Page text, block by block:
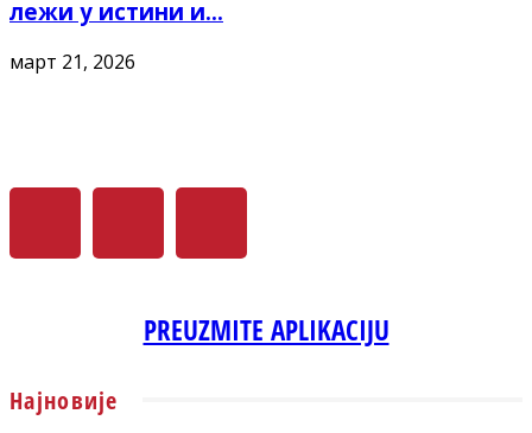
лежи у истини и...
март 21, 2026
PREUZMITE APLIKACIJU
Најновије